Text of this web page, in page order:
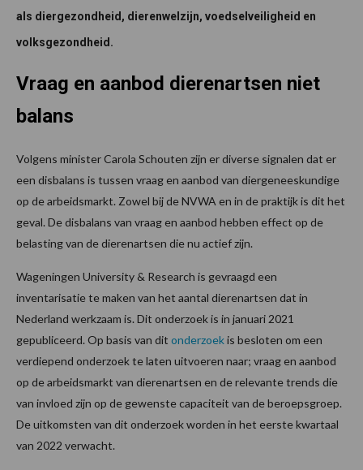
als diergezondheid, dierenwelzijn, voedselveiligheid en
volksgezondheid.
Vraag en aanbod dierenartsen niet
balans
Volgens minister Carola Schouten zijn er diverse signalen dat er
een disbalans is tussen vraag en aanbod van diergeneeskundige
op de arbeidsmarkt. Zowel bij de NVWA en in de praktijk is dit het
geval. De disbalans van vraag en aanbod hebben effect op de
belasting van de dierenartsen die nu actief zijn.
Wageningen University & Research is gevraagd een
inventarisatie te maken van het aantal dierenartsen dat in
Nederland werkzaam is. Dit onderzoek is in januari 2021
gepubliceerd. Op basis van dit onderzoekis besloten om een
verdiepend onderzoek te laten uitvoeren naar; vraag en aanbod
op de arbeidsmarkt van dierenartsen en de relevante trends die
van invloed zijn op de gewenste capaciteit van de beroepsgroep.
De uitkomsten van dit onderzoek worden in het eerste kwartaal
van 2022 verwacht.